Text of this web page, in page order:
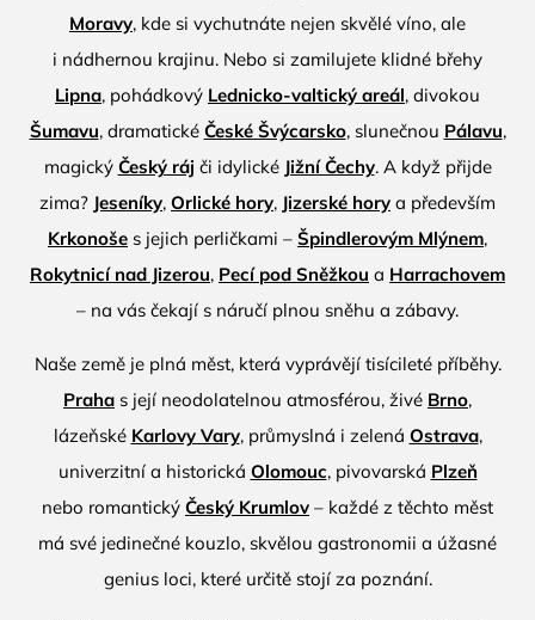
Moravy, kde si vychutnáte nejen skvělé víno, ale
i nádhernou krajinu. Nebo si zamilujete klidné břehy
Lipna, pohádkový Lednicko-valtický areál, divokou
Šumavu, dramatické České Švýcarsko, slunečnou Pálavu,
magický Český ráj či idylické Jižní Čechy. A když přijde
zima? Jeseníky, Orlické hory, Jizerské hory a především
Krkonoše s jejich perličkami – Špindlerovým Mlýnem,
Rokytnicí nad Jizerou, Pecí pod Sněžkou a Harrachovem
– na vás čekají s náručí plnou sněhu a zábavy.
Naše země je plná měst, která vyprávějí tisícileté příběhy.
Praha s její neodolatelnou atmosférou, živé Brno,
lázeňské Karlovy Vary, průmyslná i zelená Ostrava,
univerzitní a historická Olomouc, pivovarská Plzeň
nebo romantický Český Krumlov – každé z těchto měst
má své jedinečné kouzlo, skvělou gastronomii a úžasné
genius loci, které určitě stojí za poznání.